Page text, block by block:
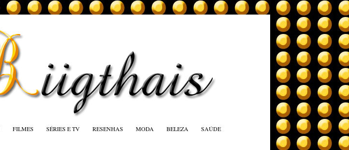
FILMES SÉRIES E TV RESENHAS MODA BELEZA SAÚDE